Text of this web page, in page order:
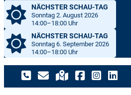
NÄCHSTER SCHAU-TAG
Sonntag 2. August 2026
14:00–18:00 Uhr
NÄCHSTER SCHAU-TAG
Sonntag 6. September 2026
14:00–18:00 Uhr